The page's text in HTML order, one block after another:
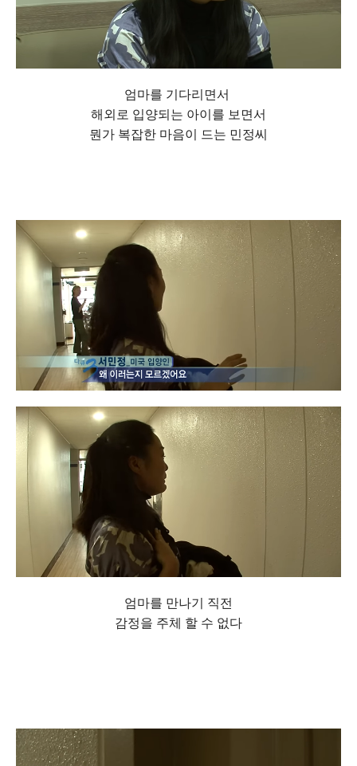
엄마를 기다리면서
해외로 입양되는 아이를 보면서
뭔가 복잡한 마음이 드는 민정씨
엄마를 만나기 직전
감정을 주체 할 수 없다